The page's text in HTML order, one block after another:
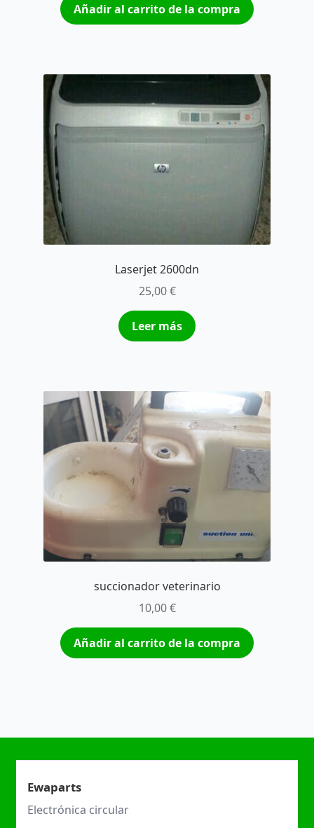
Añadir al carrito de la compra
Laserjet 2600dn
25,00€
Leer más
succionador veterinario
10,00€
Añadir al carrito de la compra
Ewaparts
Electrónica circular